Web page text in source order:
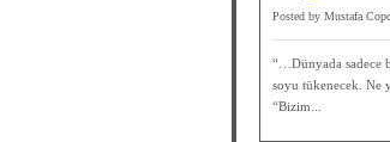
Posted by Mustafa
“…Dünyada sadece
soyu tükenecek. Ne
“Bizim...